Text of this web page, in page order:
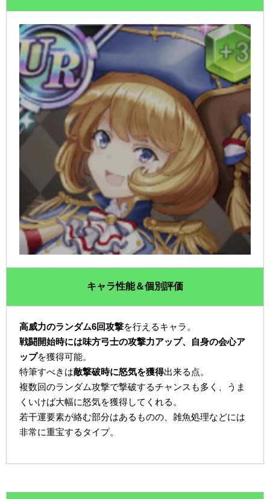
キャラ性能＆個別評価
高威力のランダム6回攻撃を行えるキャラ。
戦闘開始時には味方弓士の攻撃力アップ、自身の会心ア
ップを獲得可能。
特筆すべきは敵撃破時に怒気を獲得出来る点。
複数回のランダム攻撃で撃破するチャンスも多く、うま
くいけば大幅に怒気を獲得してくれる。
若干運要素が絡む部分はあるものの、雑魚処理などには
非常に重宝するタイプ。